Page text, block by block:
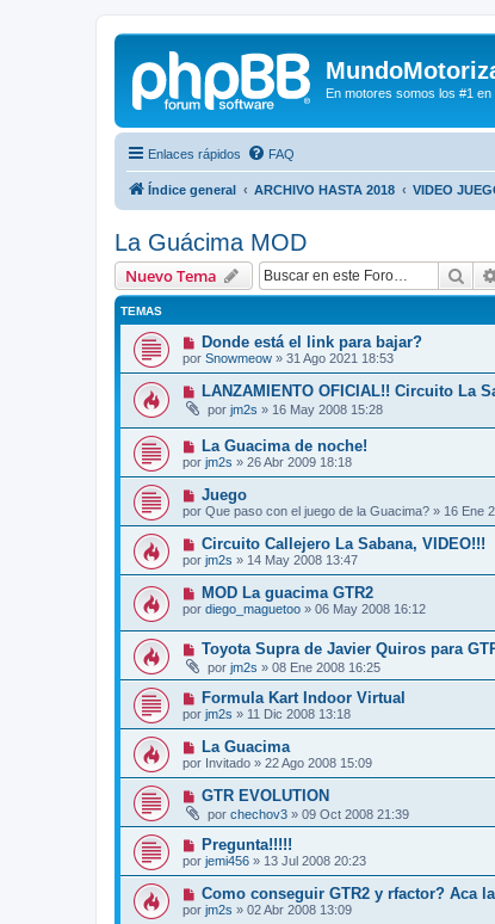
En motores somos los #1
Enlaces rápidos FAQ
Índice general ARCHIVO HASTA 2018 VIDEO
La Guácima MOD
Nuevo Tema
TEMAS
Donde está el link para bajar?
por Snowmeow » 31 Ago 2021 18:53
LANZAMIENTO OFICIAL!! Circuito La
por jm2s » 16 May 2008 15:28
La Guacima de noche!
por jm2s » 26 Abr 2009 18:18
Juego
por Que paso con el juego de la Guacima? » 16 Ene
Circuito Callejero La Sabana, VIDEO!!!
por jm2s » 14 May 2008 13:47
MOD La guacima GTR2
por diego_maguetoo » 06 May 2008 16:12
Toyota Supra de Javier Quiros para
por jm2s » 08 Ene 2008 16:25
Formula Kart Indoor Virtual
por jm2s » 11 Dic 2008 13:18
La Guacima
por Invitado » 22 Ago 2008 15:09
GTR EVOLUTION
por chechov3 » 09 Oct 2008 21:39
Pregunta!!!!!
por jemi456 » 13 Jul 2008 20:23
Como conseguir GTR2 y rfactor? Aca
por jm2s » 02 Abr 2008 13:09